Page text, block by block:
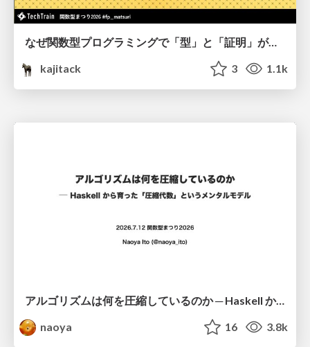
なぜ関数型プログラミングで「型」と「証明」が語られるのか #fp_matsuri
kajitack
3 1.1k
アルゴリズムは何を圧縮しているのか ─ Haskell から育った「圧縮代数」というメンタルモデル
naoya
16 3.8k